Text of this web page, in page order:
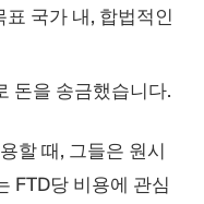
국가 내, 합법적인
돈을 송금했습니다.
할 때, 그들은 원시
FTD당 비용에 관심